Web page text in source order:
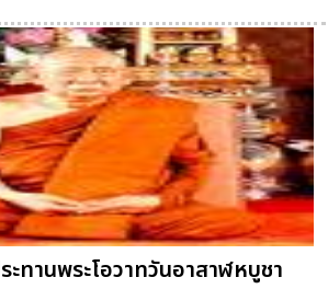
ะทานพระโอวาทวันอาสาฬหบูชา